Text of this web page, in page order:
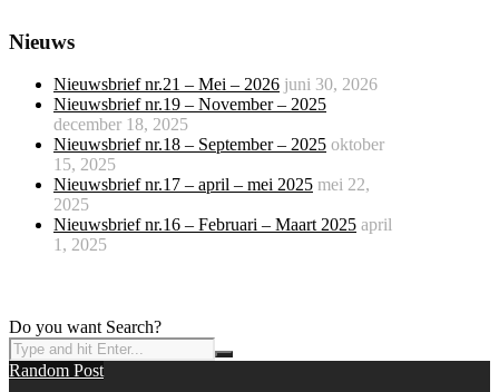
Nieuws
Nieuwsbrief nr.21 – Mei – 2026 juni 30, 2026
Nieuwsbrief nr.19 – November – 2025
december 18, 2025
Nieuwsbrief nr.18 – September – 2025 oktober
15, 2025
Nieuwsbrief nr.17 – april – mei 2025 mei 22,
2025
Nieuwsbrief nr.16 – Februari – Maart 2025 april
1, 2025
Do you want Search?
Random Post